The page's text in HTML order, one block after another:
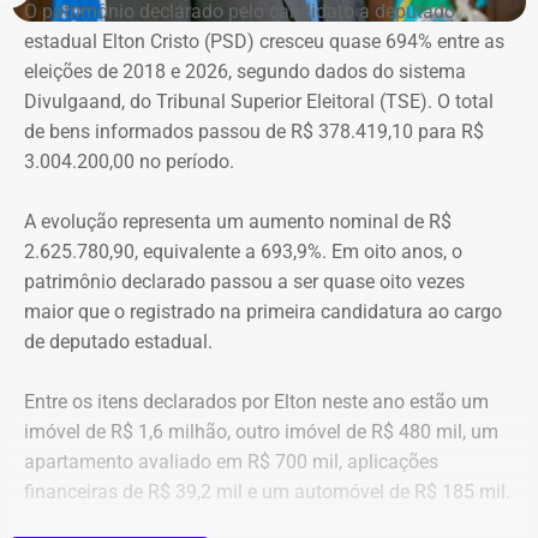
companheiros por violência doméstica.
“Creio que duas coisas ainda impedem as mulheres de
seguirem adiante nesta batalha. A vergonha e o medo.
Porque é necessário ter mais do que coragem para seguir
adiante no enfrentamento à violência doméstica. Pois
primeiro é o temor de continuar viva e estar ao lado do
agressor. E o outro é o que vai acontecer com ela depois
que a denúncia for feita. Afinal, há o receio que alguma
brecha legal permita que o agressor, de alguma forma,
fique impune”, comenta.
Passados oitos anos após as agrssões se tornarem
públicas nacionalmente, Cristiane cita qual o principal
item que acredita ser necessário que as autoridades
tenham mais rigor.
O patrimônio declarado pelo candidato a deputado
estadual Elton Cristo (PSD) cresceu quase 694% entre as
eleições de 2018 e 2026, segundo dados do sistema
Divulgaand, do Tribunal Superior Eleitoral (TSE). O total
de bens informados passou de R$ 378.419,10 para R$
3.004.200,00 no período.
A evolução representa um aumento nominal de R$
2.625.780,90, equivalente a 693,9%. Em oito anos, o
patrimônio declarado passou a ser quase oito vezes
maior que o registrado na primeira candidatura ao cargo
de deputado estadual.
Entre os itens declarados por Elton neste ano estão um
imóvel de R$ 1,6 milhão, outro imóvel de R$ 480 mil, um
apartamento avaliado em R$ 700 mil, aplicações
financeiras de R$ 39,2 mil e um automóvel de R$ 185 mil.